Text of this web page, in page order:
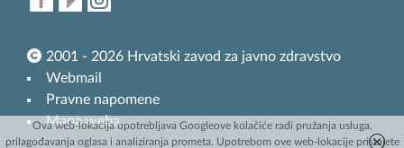
2001 - 2026 Hrvatski zavod za javno zdravstvo
Webmail
Pravne napomene
Mapa weba
Ova web-lokacija upotrebljava Googleove kolačiće radi pružanja usluga,
prilagođavanja oglasa i analiziranja prometa. Upotrebom ove web-lokacije pristajete